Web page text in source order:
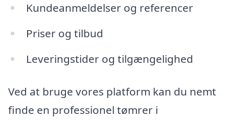
Kundeanmeldelser og referencer
Priser og tilbud
Leveringstider og tilgængelighed
Ved at bruge vores platform kan du nemt
finde en professionel tømrer i